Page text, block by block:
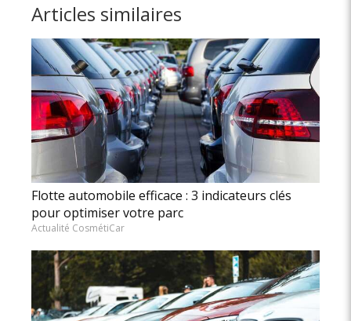
Articles similaires
Flotte automobile efficace : 3 indicateurs clés
pour optimiser votre parc
Actualité CosmétiCar